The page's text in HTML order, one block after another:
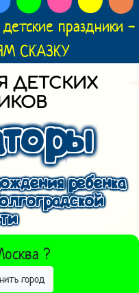
праздники -
СКАЗКУ
ДЕТСКИХ
ребенка
?
город
ГОРОД